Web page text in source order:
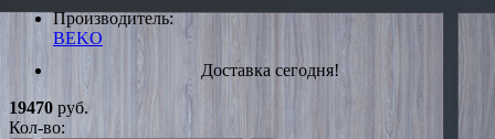
Производитель:
BEKO
Доставка сегодня!
19470 руб.
Кол-во: